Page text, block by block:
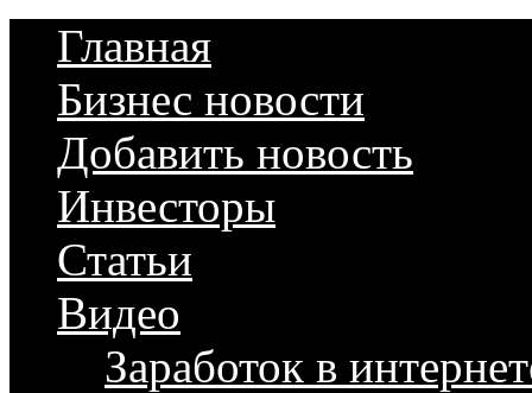
Главная
Бизнес новости
Добавить новость
Инвесторы
Статьи
Видео
Заработок в